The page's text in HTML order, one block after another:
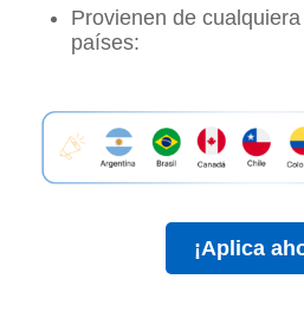
Provienen de
países:
¡Aplica